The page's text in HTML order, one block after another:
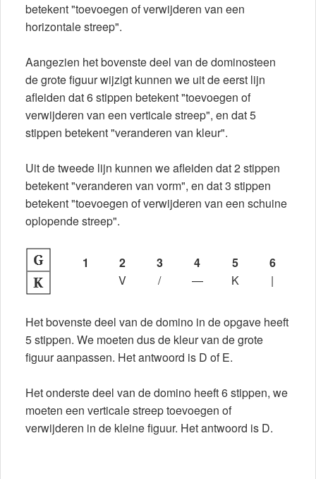
betekent "toevoegen of verwijderen van een
horizontale streep".
Aangezien het bovenste deel van de dominosteen
de grote figuur wijzigt kunnen we uit de eerst lijn
afleiden dat 6 stippen betekent "toevoegen of
verwijderen van een verticale streep", en dat 5
stippen betekent "veranderen van kleur".
Uit de tweede lijn kunnen we afleiden dat 2 stippen
betekent "veranderen van vorm", en dat 3 stippen
betekent "toevoegen of verwijderen van een schuine
oplopende streep".
1 2 3 4 5
6
V
/ — K |
Het bovenste deel van de domino in de opgave heeft
5 stippen. We moeten dus de kleur van de grote
figuur aanpassen. Het antwoord is D of E.
Het onderste deel van de domino heeft 6 stippen, we
moeten een verticale streep toevoegen of
verwijderen in de kleine figuur. Het antwoord is D.